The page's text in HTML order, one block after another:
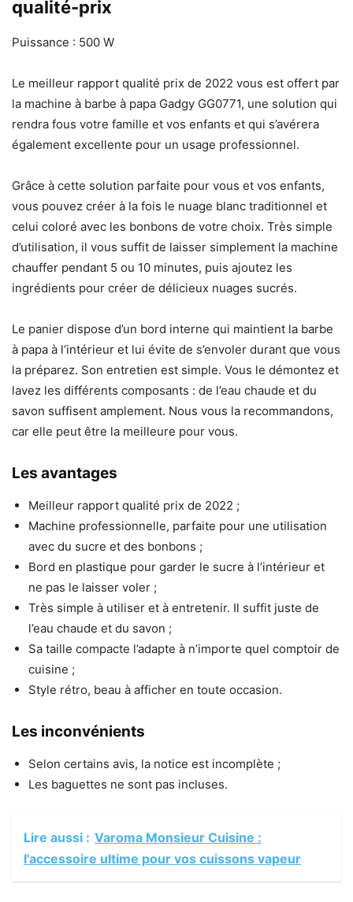
qualité-prix
Puissance : 500 W
Le meilleur rapport qualité prix de 2022 vous est offert par
la machine à barbe à papa Gadgy GG0771, une solution qui
rendra fous votre famille et vos enfants et qui s’avérera
également excellente pour un usage professionnel.
Grâce à cette solution parfaite pour vous et vos enfants,
vous pouvez créer à la fois le nuage blanc traditionnel et
celui coloré avec les bonbons de votre choix. Très simple
d’utilisation, il vous suffit de laisser simplement la machine
chauffer pendant 5 ou 10 minutes, puis ajoutez les
ingrédients pour créer de délicieux nuages ​​sucrés.
Le panier dispose d’un bord interne qui maintient la barbe
à papa à l’intérieur et lui évite de s’envoler durant que vous
la préparez. Son entretien est simple. Vous le démontez et
lavez les différents composants : de l’eau chaude et du
savon suffisent amplement. Nous vous la recommandons,
car elle peut être la meilleure pour vous.
Les avantages
Meilleur rapport qualité prix de 2022 ;
Machine professionnelle, parfaite pour une utilisation
avec du sucre et des bonbons ;
Bord en plastique pour garder le sucre à l’intérieur et
ne pas le laisser voler ;
Très simple à utiliser et à entretenir. Il suffit juste de
l’eau chaude et du savon ;
Sa taille compacte l’adapte à n’importe quel comptoir de
cuisine ;
Style rétro, beau à afficher en toute occasion.
Les inconvénients
Selon certains avis, la notice est incomplète ;
Les baguettes ne sont pas incluses.
Lire aussi : Varoma Monsieur Cuisine :
l'accessoire ultime pour vos cuissons vapeur